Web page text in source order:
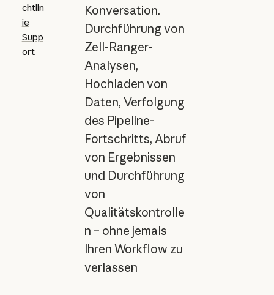
chtlin
ie
Supp
ort
Konversation.
Durchführung von
Zell-Ranger-
Analysen,
Hochladen von
Daten, Verfolgung
des Pipeline-
Fortschritts, Abruf
von Ergebnissen
und Durchführung
von
Qualitätskontrolle
n – ohne jemals
Ihren Workflow zu
verlassen